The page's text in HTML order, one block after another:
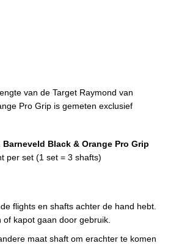
van de Target Raymond van
Pro Grip is gemeten exclusief
Black & Orange Pro Grip
per set (1 set = 3 shafts)
flights en shafts achter de hand hebt.
of kapot gaan door gebruik.
maat shaft om erachter te komen